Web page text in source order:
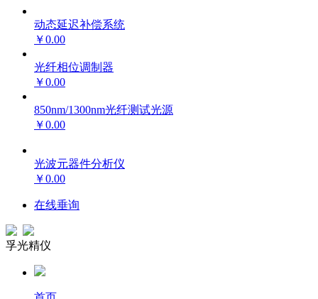
动态延迟补偿系统
￥0.00
光纤相位调制器
￥0.00
850nm/1300nm光纤测试光源
￥0.00
光波元器件分析仪
￥0.00
在线垂询
孚光精仪